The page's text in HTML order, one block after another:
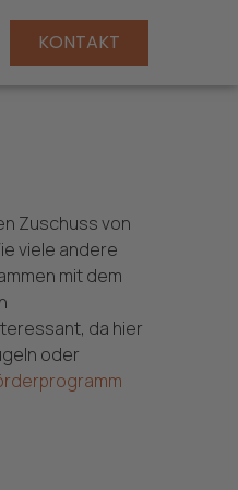
KONTAKT
Zuschuss von
viele andere
mit dem
da hier
oder